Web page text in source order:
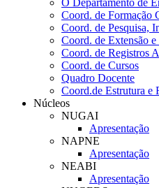
Coord. de Formação
Coord. de Pesquisa,
Coord. de Extensão
Coord. de Registros
Coord. de Cursos
Quadro Docente
Coord.de Estrutura e
Núcleos
NUGAI
Apresentação
NAPNE
Apresentação
NEABI
Apresentação